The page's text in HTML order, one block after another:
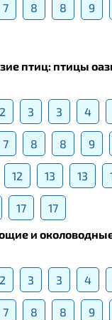
7 8 8 9
птиц: птицы
2 3 3 4
7 8 8 9
12 13 13
17
17
и
2 3 3 4
7 8 8 9